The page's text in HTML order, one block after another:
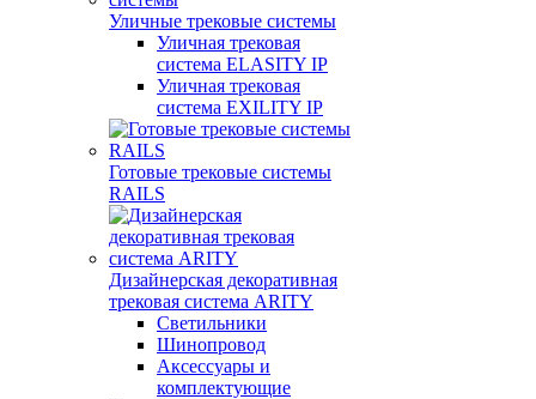
Уличные трековые системы
Уличная трековая
система ELASITY IP
Уличная трековая
система EXILITY IP
Готовые трековые системы
RAILS
Дизайнерская декоративная
трековая система ARITY
Светильники
Шинопровод
Аксессуары и
комплектующие